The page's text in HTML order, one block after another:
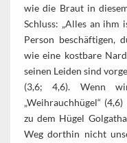
wie die Braut in
Schluss: „Alles an ihm
Person beschäftigen,
wie eine kostbare
seinen Leiden sind
(3,6; 4,6). Wenn
„Weihrauchhügel“
zu dem Hügel
Weg dorthin nicht